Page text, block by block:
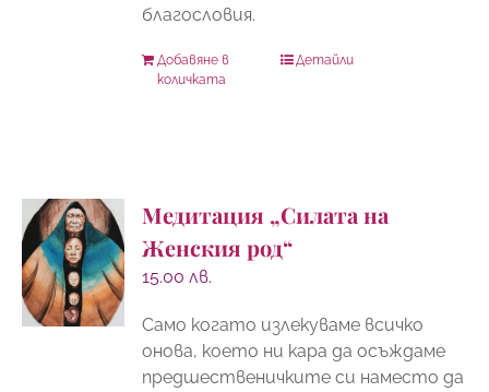
благословия.
Добавяне в
количката
Детайли
Медитация „Силата на
Женския род“
15.00лв.
Само когато излекуваме всичко
онова, което ни кара да осъждаме
предшественичките си наместо да